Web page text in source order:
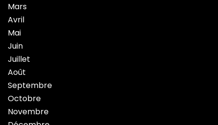
Mars
Avril
Mai
Juin
Juillet
Août
Septembre
Octobre
Novembre